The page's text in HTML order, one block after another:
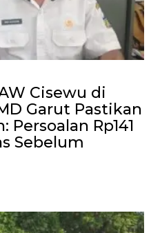
Cisewu di
Garut Pastikan
Persoalan Rp141
Sebelum